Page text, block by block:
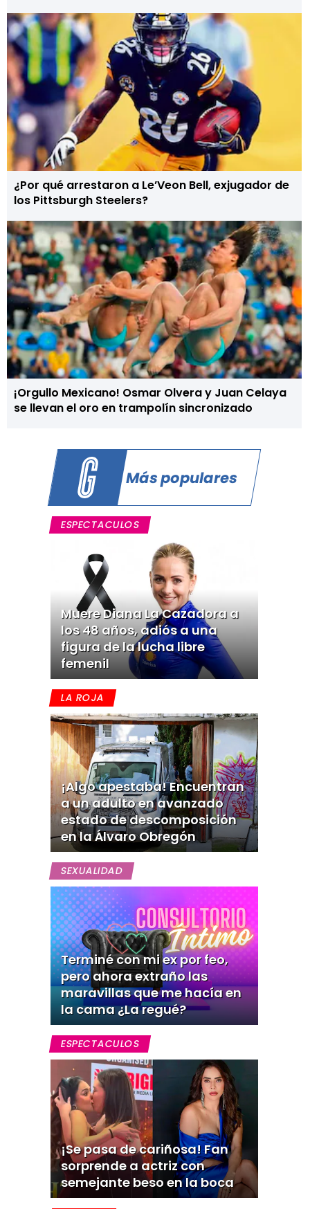
¿Por qué arrestaron a Le’Veon Bell, exjugador de
los Pittsburgh Steelers?
¡Orgullo Mexicano! Osmar Olvera y Juan Celaya
se llevan el oro en trampolín sincronizado
Más populares
ESPECTACULOS
Muere Diana La Cazadora a
los 48 años, adiós a una
figura de la lucha libre
femenil
LA ROJA
¡Algo apestaba! Encuentran
a un adulto en avanzado
estado de descomposición
en la Álvaro Obregón
SEXUALIDAD
Terminé con mi ex por feo,
pero ahora extraño las
maravillas que me hacía en
la cama ¿La regué?
ESPECTACULOS
¡Se pasa de cariñosa! Fan
sorprende a actriz con
semejante beso en la boca